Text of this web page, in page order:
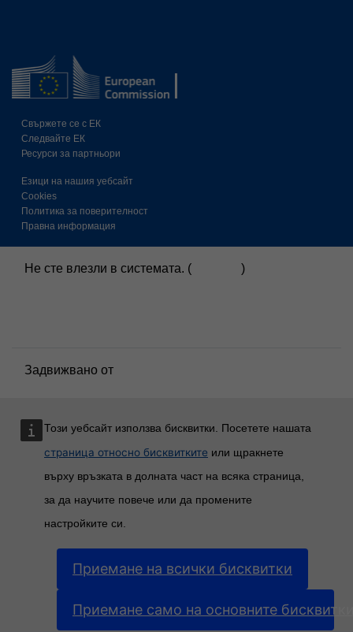
Този уебсайт използва бисквитки. Посетете нашата
страница относно бисквитките или щракнете
върху връзката в долната част на всяка страница,
за да научите повече или да промените
настройките си.
Приемане на всички бисквитки
Приемане само на основните
Свържете се с ЕК
Следвайте ЕК
Ресурси за партньори
Езици на нашия уебсайт
Cookies
Политика за поверителност
Правна информация
Не сте влезли в системата. (
)
Задвижвано от